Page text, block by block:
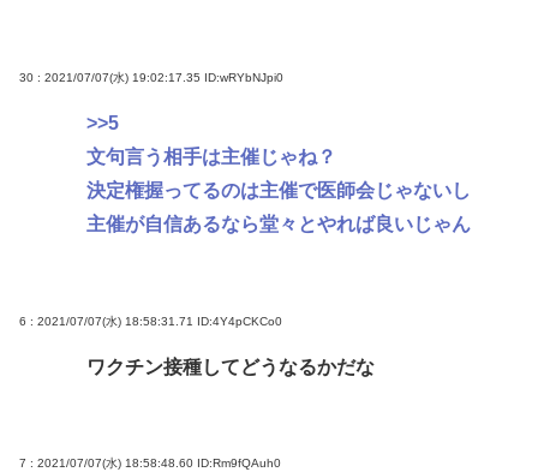
30 : 2021/07/07(水) 19:02:17.35 ID:wRYbNJpi0
>>5
文句言う相手は主催じゃね？
決定権握ってるのは主催で医師会じゃないし
主催が自信あるなら堂々とやれば良いじゃん
6 : 2021/07/07(水) 18:58:31.71 ID:4Y4pCKCo0
ワクチン接種してどうなるかだな
7 : 2021/07/07(水) 18:58:48.60 ID:Rm9fQAuh0